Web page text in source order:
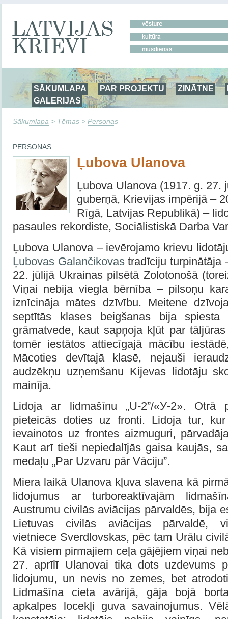
SĀKUMLAPA PAR PROJEKTU ZINĀTNE
GALERIJAS
Sākumlapa > Tēmas > Personas
PERSONAS
Ļubova Ulanova
Ļubova Ulanova (1917. g. 27.
guberņā, Krievijas impērijā –
Rīgā, Latvijas Republikā) –
pasaules rekordiste, Sociālistiskā Darba
Ļubova Ulanova – ievērojamo krievu
Ļubovas Galančikovastradīciju turpinātāja
22. jūlijā Ukrainas pilsētā Zolotonošā
Viņai nebija viegla bērnība – pilsoņu
iznīcināja mātes dzīvību. Meitene
septītās klases beigšanas bija
grāmatvede, kaut sapņoja kļūt par
tomēr iestātos attiecīgajā mācību
Mācoties devītajā klasē, nejauši
audzēkņu uzņemšanu Kijevas lidotāju
mainīja.
Lidoja ar lidmašīnu „U-2”/«У-2». Otrā
pieteicās doties uz fronti. Lidoja tur,
ievainotos uz frontes aizmuguri,
Kaut arī tieši nepiedalījās gaisa kaujās,
medaļu „Par Uzvaru pār Vāciju”.
Miera laikā Ulanova kļuva slavena kā
lidojumus ar turboreaktīvajām
Austrumu civilās aviācijas pārvaldēs, bija
Lietuvas civilās aviācijas pārvaldē,
vietniece Sverdlovskas, pēc tam Urālu
Kā visiem pirmajiem ceļa gājējiem viņai
27. aprīlī Ulanovai tika dots uzdevums
lidojumu, un nevis no zemes, bet
Lidmašīna cieta avārijā, gāja bojā
apkalpes locekļi guva savainojumus.